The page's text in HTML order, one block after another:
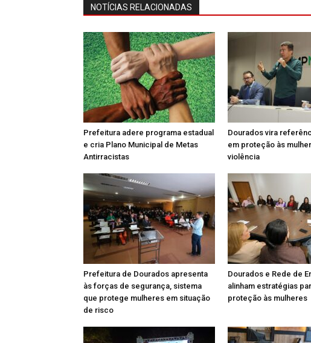
NOTÍCIAS RELACIONADAS
Prefeitura adere programa estadual
e cria Plano Municipal de Metas
Antirracistas
Dourados vira
em proteção às
violência
Prefeitura de Dourados apresenta
às forças de segurança, sistema
que protege mulheres em situação
de risco
Dourados e Rede de
alinham estratégias
proteção às mulheres